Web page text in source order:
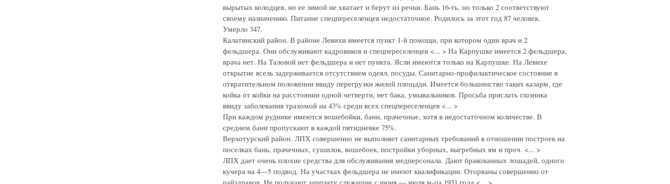
вырытых колодцев, но ее зимой не хватает и берут из речки. Бань 16-ть, но только 2 соответствуют
своему назначению. Питание спецпереселенцев недостаточное. Родилось за этот год 87 человек.
Умерло 347.
Калатинский район. В районе Левихи имеется пункт 1-й помощи, при котором один врач и 2
фельдшера. Они обслуживают кадровиков и спецпереселенцев <... > На Карпушке имеется 2 фельдшера,
врача нет. На Таловой нет фельдшера и нет пункта. Ясли имеются только на Карпушке. На Левихе
открытие ясель задерживается отсутствием одеял, посуды. Санитарно-профилактическое состояние в
отвратительном положении ввиду перегрузки жилой площади. Имеется большинство таких казарм, где
койка от койки на расстоянии одной четверти, нет бака, умывальников. Просьба прислать глазника
ввиду заболевания трахомой на 43% среди всех спецпереселенцев <... >
При каждом руднике имеются вошебойки, бани, прачечные, хотя в недостаточном количестве. В
среднем бани пропускают в каждой пятидневке 75%.
Верхотурский район. ЛПХ совершенно не выполняет санитарных требований в отношении построек на
поселках бань, прачечных, сушилок, вошебоек, постройки уборных, выгребных ям и проч. <... >
ЛПХ дает очень плохие средства для обслуживания медперсонала. Дают бракованных лошадей, одного
кучера на 4—5 подвод. На участках фельдшера не имеют квалификации. Оторваны совершенно от